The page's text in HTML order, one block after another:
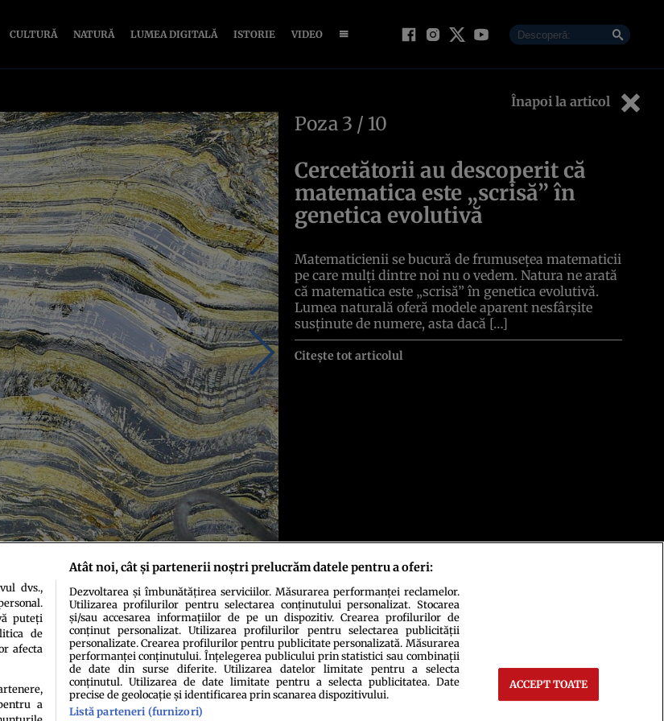
CULTURĂ NATURĂ LUMEA DIGITALĂ ISTORIE VIDEO
Înapoi la articol
Poza 3 / 10
Cercetătorii au descoperit că
matematica este „scrisă” în
genetica evolutivă
Matematicienii se bucură de frumusețea matematicii
pe care mulți dintre noi nu o vedem. Natura ne arată
că matematica este „scrisă” în genetica evolutivă.
Lumea naturală oferă modele aparent nesfârșite
susținute de numere, asta dacă […]
Citește tot articolul
Politica de cookiesTermeni şi condiţii Echipa redacțională ContactSetări Cookies
dvs.,
puteți
de
afecta
a
Atât noi, cât și partenerii noștri prelucrăm datele pentru a oferi:
Dezvoltarea și îmbunătățirea serviciilor. Măsurarea performanței reclamelor.
Utilizarea profilurilor pentru selectarea conținutului personalizat. Stocarea
și/sau accesarea informațiilor de pe un dispozitiv. Crearea profilurilor de
conținut personalizat. Utilizarea profilurilor pentru selectarea publicității
personalizate. Crearea profilurilor pentru publicitate personalizată. Măsurarea
performanței conținutului. Înțelegerea publicului prin statistici sau combinații
de date din surse diferite. Utilizarea datelor limitate pentru a selecta
conținutul. Utilizarea de date limitate pentru a selecta publicitatea. Date
precise de geolocație și identificarea prin scanarea dispozitivului.
Listă parteneri (furnizori)
ACCEPT TOATE